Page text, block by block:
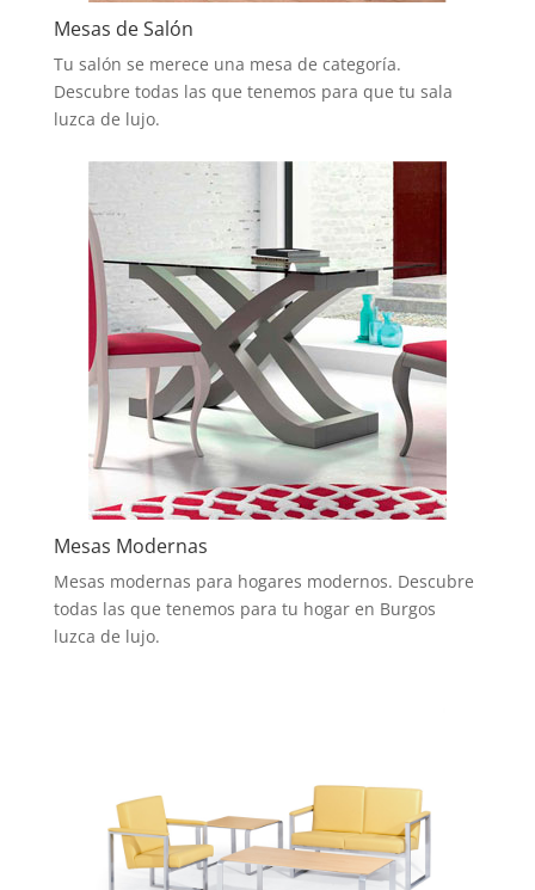
Mesas de Salón
Tu salón se merece una mesa de categoría.
Descubre todas las que tenemos para que tu sala
luzca de lujo.
Mesas Modernas
Mesas modernas para hogares modernos. Descubre
todas las que tenemos para tu hogar en Burgos
luzca de lujo.